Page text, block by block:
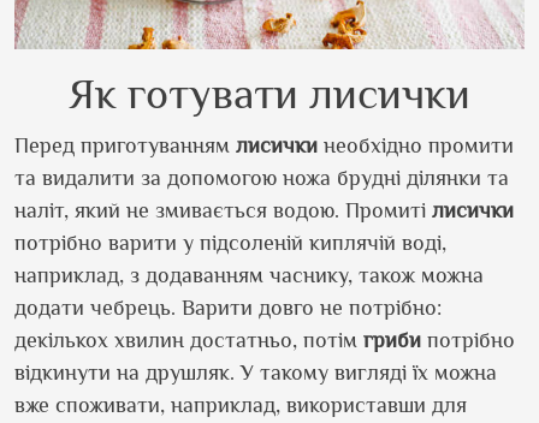
Як готувати лисички
Перед приготуванням лисички необхідно промити
та видалити за допомогою ножа брудні ділянки та
наліт, який не змивається водою. Промиті лисички
потрібно варити у підсоленій киплячій воді,
наприклад, з додаванням часнику, також можна
додати чебрець. Варити довго не потрібно:
декількох хвилин достатньо, потім гриби потрібно
відкинути на друшляк. У такому вигляді їх можна
вже споживати, наприклад, використавши для